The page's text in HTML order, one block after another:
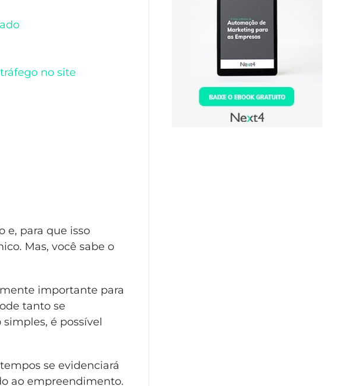
no site
e, para que isso
Mas, você sabe o
importante para
tanto se
é possível
se evidenciará
ao empreendimento.